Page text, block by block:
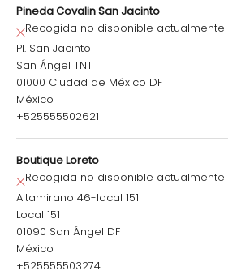
Pineda Covalin San Jacinto
Recogida no disponible actualmente
Pl. San Jacinto
San Ángel TNT
01000 Ciudad de México DF
México
+525555502621
Boutique Loreto
Recogida no disponible actualmente
Altamirano 46-local 151
Local 151
01090 San Ángel DF
México
+525555503274